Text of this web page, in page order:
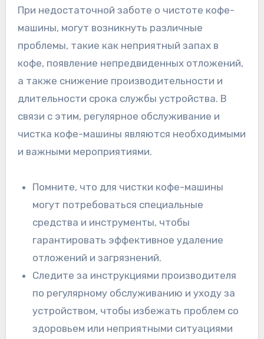
При недостаточной заботе о чистоте кофе-
машины, могут возникнуть различные
проблемы, такие как неприятный запах в
кофе, появление непредвиденных отложений,
а также снижение производительности и
длительности срока службы устройства. В
связи с этим, регулярное обслуживание и
чистка кофе-машины являются необходимыми
и важными мероприятиями.
Помните, что для чистки кофе-машины
могут потребоваться специальные
средства и инструменты, чтобы
гарантировать эффективное удаление
отложений и загрязнений.
Следите за инструкциями производителя
по регулярному обслуживанию и уходу за
устройством, чтобы избежать проблем со
здоровьем или неприятными ситуациями